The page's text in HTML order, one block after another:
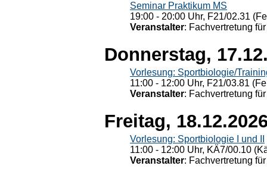
Seminar Praktikum MS
19:00 - 20:00 Uhr, F21/02.31
Veranstalter: Fachvertretung
Donnerstag,
Vorlesung: Sportbiologie/
11:00 - 12:00 Uhr, F21/03.81
Veranstalter: Fachvertretung
Freitag,
Vorlesung: Sportbiologie I und II
11:00 - 12:00 Uhr, KÄ7/00.10
Veranstalter: Fachvertretung